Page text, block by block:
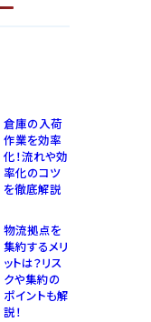
倉庫の入荷
作業を効率
化！流れや効
率化のコツ
を徹底解説
物流拠点を
集約するメリ
ットは？リス
クや集約の
ポイントも解
説！